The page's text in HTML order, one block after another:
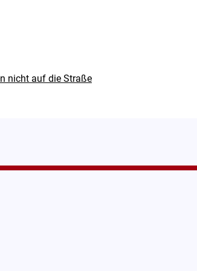
nicht auf die Straße